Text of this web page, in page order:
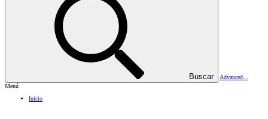
Buscar
Advanced...
Menú
Inicio